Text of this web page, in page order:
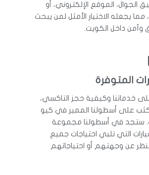
الجوال، الموقع الإلكتروني، أو
مما يجعله الاختيار الأمثل لمن يبحث
وآمن داخل الكويت.
المتوفرة
خدماتنا وكيفية حجز التاكسي،
على أسطولنا المميز في كيو
ستجد في أسطولنا مجموعة
التي تلبي احتياجات جميع
عن وجهتهم أو احتياجاتهم